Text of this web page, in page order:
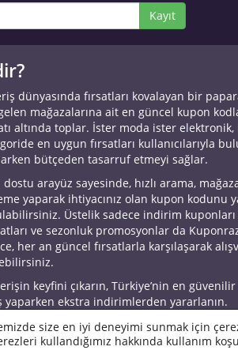
Kayıt
dünyasında fırsatları kovalayan bir
mağazalarına ait en güncel kupon
altında toplar. İster moda ister
en uygun fırsatları kullanıcılarıyla
bütçeden tasarruf etmeyi sağlar.
dostu arayüz sayesinde, hızlı arama,
yaparak ihtiyacınız olan kupon kodunu
Üstelik sadece indirim
ve sezonluk promosyonlar da
her an güncel fırsatlarla karşılaşarak
keyfini çıkarın, Türkiye’nin en güvenilir
yaparken ekstra indirimlerden yararlanın.
size en iyi deneyimi sunmak için
kullandığımız hakkında kullanım